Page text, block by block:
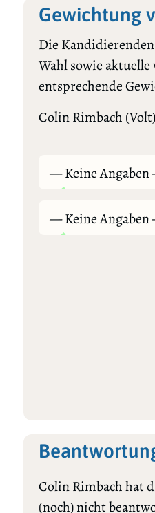
Gewichtung
Die
Wahl sowie
entsprechende
Colin Rimbach
— Keine
— Keine
Colin Rimbach hat
(noch) nicht